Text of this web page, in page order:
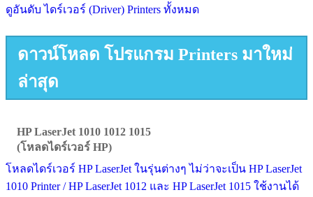
ดูอันดับ ไดร์เวอร์ (Driver) Printers ทั้งหมด
ดาวน์โหลด โปรแกรม Printers มาใหม่
ล่าสุด
HP LaserJet 1010 1012 1015
(โหลดไดร์เวอร์ HP)
โหลดไดร์เวอร์ HP LaserJet ในรุ่นต่างๆ ไม่ว่าจะเป็น HP LaserJet
1010 Printer / HP LaserJet 1012 และ HP LaserJet 1015 ใช้งานได้